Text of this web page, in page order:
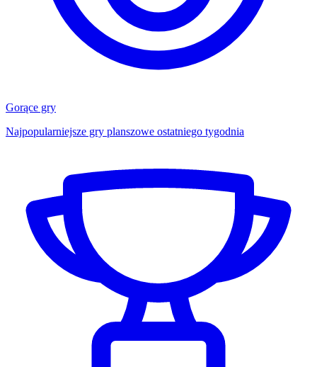
Gorące gry
Najpopularniejsze gry planszowe ostatniego tygodnia